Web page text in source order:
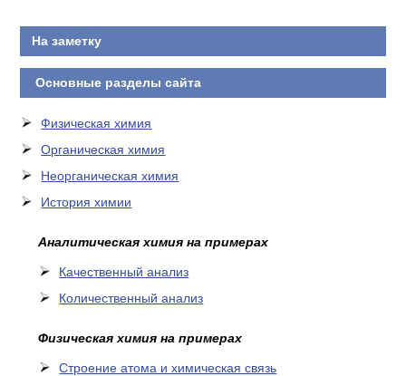
На заметку
Основные разделы сайта
Физическая химия
Органическая химия
Неорганическая химия
История химии
Аналитическая химия на примерах
Качественный анализ
Количественный анализ
Физическая химия на примерах
Cтроение атома и химическая связь